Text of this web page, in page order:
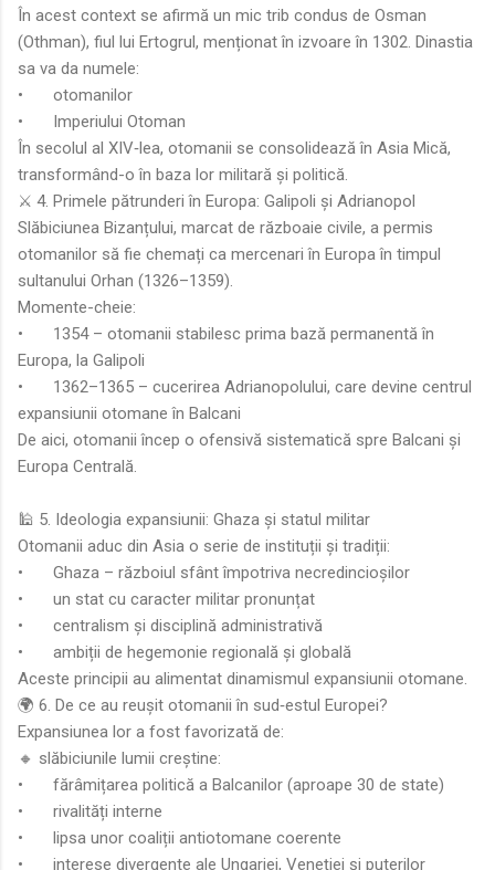
În acest context se afirmă un mic trib condus de Osman
(Othman), fiul lui Ertogrul, menționat în izvoare în 1302. Dinastia
sa va da numele:
•
otomanilor
•
Imperiului Otoman
În secolul al XIV‑lea, otomanii se consolidează în Asia Mică,
transformând-o în baza lor militară și politică.
⚔️ 4. Primele pătrunderi în Europa: Galipoli și Adrianopol
Slăbiciunea Bizanțului, marcat de războaie civile, a permis
otomanilor să fie chemați ca mercenari în Europa în timpul
sultanului Orhan (1326–1359).
Momente-cheie:
•
1354 – otomanii stabilesc prima bază permanentă în
Europa, la Galipoli
•
1362–1365 – cucerirea Adrianopolului, care devine centrul
expansiunii otomane în Balcani
De aici, otomanii încep o ofensivă sistematică spre Balcani și
Europa Centrală.
🕌 5. Ideologia expansiunii: Ghaza și statul militar
Otomanii aduc din Asia o serie de instituții și tradiții:
•
Ghaza – războiul sfânt împotriva necredincioșilor
•
un stat cu caracter militar pronunțat
•
centralism și disciplină administrativă
•
ambiții de hegemonie regională și globală
Aceste principii au alimentat dinamismul expansiunii otomane.
🌍 6. De ce au reușit otomanii în sud‑estul Europei?
Expansiunea lor a fost favorizată de:
🔸 slăbiciunile lumii creștine:
•
fărâmițarea politică a Balcanilor (aproape 30 de state)
•
rivalități interne
•
lipsa unor coaliții antiotomane coerente
•
interese divergente ale Ungariei, Veneției și puterilor